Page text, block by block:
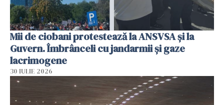
Mii de ciobani protestează la ANSVSA și la
Guvern. Îmbrânceli cu jandarmii și gaze
lacrimogene
30 IULIE 2026